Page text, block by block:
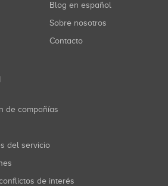
Blog en español
Sobre nosotros
Contacto
de compañías
del servicio
de interés